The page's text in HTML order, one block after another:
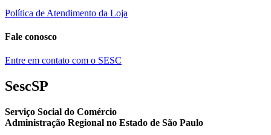
Política de Atendimento da Loja
Fale conosco
Entre em contato com o SESC
SescSP
Serviço Social do Comércio
Administração Regional no Estado de São Paulo